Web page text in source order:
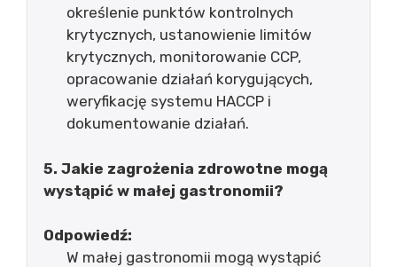
określenie punktów kontrolnych
krytycznych, ustanowienie limitów
krytycznych, monitorowanie CCP,
opracowanie działań korygujących,
weryfikację systemu HACCP i
dokumentowanie działań.
5. Jakie zagrożenia zdrowotne mogą
wystąpić w małej gastronomii?
Odpowiedź:
W małej gastronomii mogą wystąpić